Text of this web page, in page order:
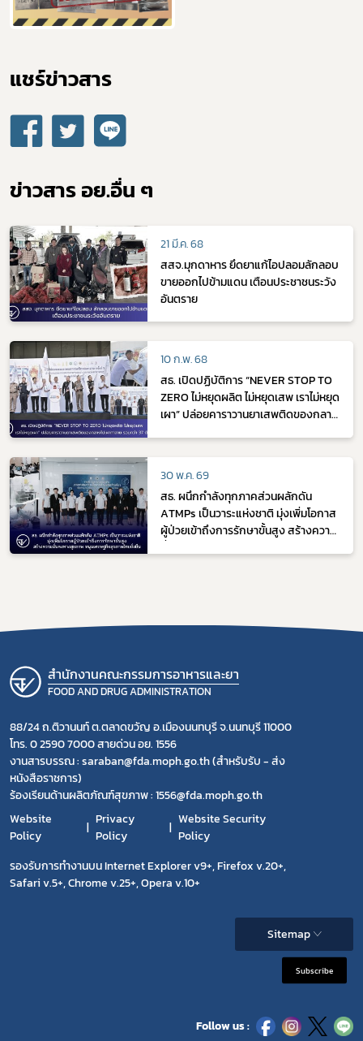
แชร์ข่าวสาร​
ข่าวสาร อย.อื่น ๆ
21 มี.ค. 68
สสจ.มุกดาหาร ยึดยาแก้ไอปลอมลักลอบ
ขายออกไปข้ามแดน เตือนประชาชนระวัง
อันตราย
10 ก.พ. 68
สธ. เปิดปฏิบัติการ “NEVER STOP TO
ZERO ไม่หยุดผลิต ไม่หยุดเสพ เราไม่หยุด
เผา” ปล่อยคาราวานยาเสพติดของกลาง
30 พ.ค. 69
สธ. ผนึกกำลังทุกภาคส่วนผลักดัน
ATMPs เป็นวาระแห่งชาติ มุ่งเพิ่มโอกาส
ผู้ป่วยเข้าถึงการรักษาขั้นสูง สร้างความ
สำนักงานคณะกรรมการอาหารและยา
FOOD AND DRUG ADMINISTRATION
88/24 ถ.ติวานนท์ ต.ตลาดขวัญ อ.เมืองนนทบุรี จ.นนทบุรี 11000
โทร. 0 2590 7000 สายด่วน อย. 1556
งานสารบรรณ : saraban@fda.moph.go.th (สำหรับรับ - ส่ง
หนังสือราชการ)
ร้องเรียนด้านผลิตภัณฑ์สุขภาพ : 1556@fda.moph.go.th
Website
Policy
Privacy
Policy
Website Security
Policy
รองรับการทำงานบน Internet Explorer v9+, Firefox v.20+,
Safari v.5+, Chrome v.25+, Opera v.10+
Sitemap
Subscribe
Follow us :